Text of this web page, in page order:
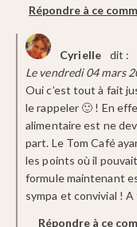
Répondre à ce
Cyrielle
dit :
Le vendredi 04 mars
Oui c’est tout à fait
le rappeler 🙂 ! En
alimentaire est ne
part. Le Tom Café
les points où il
formule maintenant
sympa et convivial !
Répondre à ce